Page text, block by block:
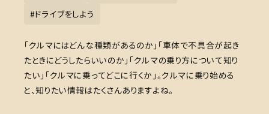
#ドライブをしよう
「クルマにはどんな種類があるのか」「車体で不具合が起き
たときにどうしたらいいのか」「クルマの乗り方について知り
たい」「クルマに乗ってどこに行くか」。クルマに乗り始める
と、知りたい情報はたくさんありますよね。